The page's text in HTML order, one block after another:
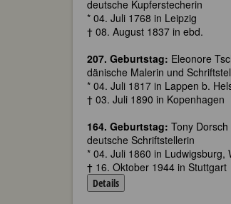
deutsche Kupferstecherin
* 04. Juli 1768 in Leipzig
† 08. August 1837 in ebd.
207. Geburtstag: Eleonore
dänische Malerin und
* 04. Juli 1817 in Lappen b.
† 03. Juli 1890 in Kopenhagen
164. Geburtstag: Tony Dorsch
deutsche Schriftstellerin
* 04. Juli 1860 in Ludwigsburg,
† 16. Oktober 1944 in Stuttgart
Details